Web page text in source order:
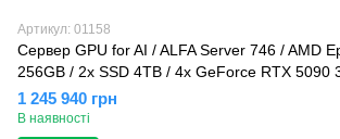
Артикул: 01158
Сервер GPU for AI / ALFA Server 746 / AMD
256GB / 2x SSD 4TB / 4x GeForce RTX 5090
1 245 940 грн
В наявності